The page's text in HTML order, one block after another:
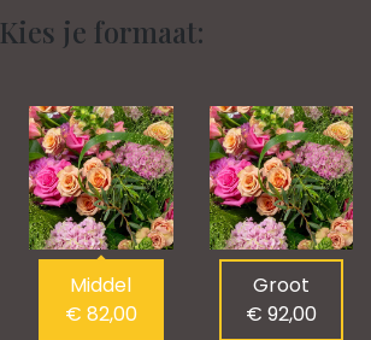
Kies je formaat:
Middel
€ 82,00
Groot
€ 92,00